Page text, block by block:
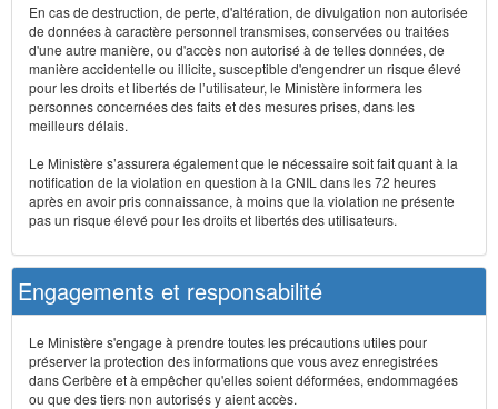
En cas de destruction, de perte, d'altération, de divulgation non autorisée
de données à caractère personnel transmises, conservées ou traitées
d'une autre manière, ou d'accès non autorisé à de telles données, de
manière accidentelle ou illicite, susceptible d'engendrer un risque élevé
pour les droits et libertés de l’utilisateur, le Ministère informera les
personnes concernées des faits et des mesures prises, dans les
meilleurs délais.
Le Ministère s’assurera également que le nécessaire soit fait quant à la
notification de la violation en question à la CNIL dans les 72 heures
après en avoir pris connaissance, à moins que la violation ne présente
pas un risque élevé pour les droits et libertés des utilisateurs.
Engagements et responsabilité
Le Ministère s'engage à prendre toutes les précautions utiles pour
préserver la protection des informations que vous avez enregistrées
dans Cerbère et à empêcher qu'elles soient déformées, endommagées
ou que des tiers non autorisés y aient accès.